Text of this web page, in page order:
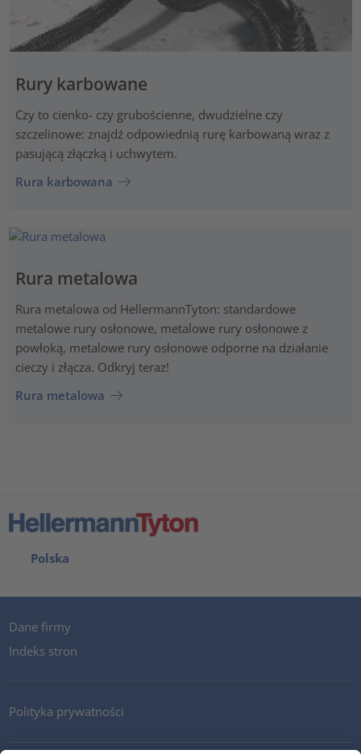
Rury karbowane
Czy to cienko- czy grubościenne, dwudzielne czy
szczelinowe: znajdź odpowiednią rurę karbowaną wraz z
pasującą złączką i uchwytem.
Rura karbowana
Rura metalowa
Rura metalowa od HellermannTyton: standardowe
metalowe rury osłonowe, metalowe rury osłonowe z
powłoką, metalowe rury osłonowe odporne na działanie
cieczy i złącza. Odkryj teraz!
Rura metalowa
Polska
Dane firmy
Indeks stron
Polityka prywatności